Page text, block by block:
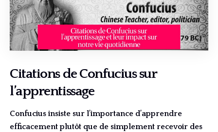
Citations de Confucius sur
l’apprentissage
Confucius insiste sur l’importance d’apprendre
efficacement plutôt que de simplement recevoir des